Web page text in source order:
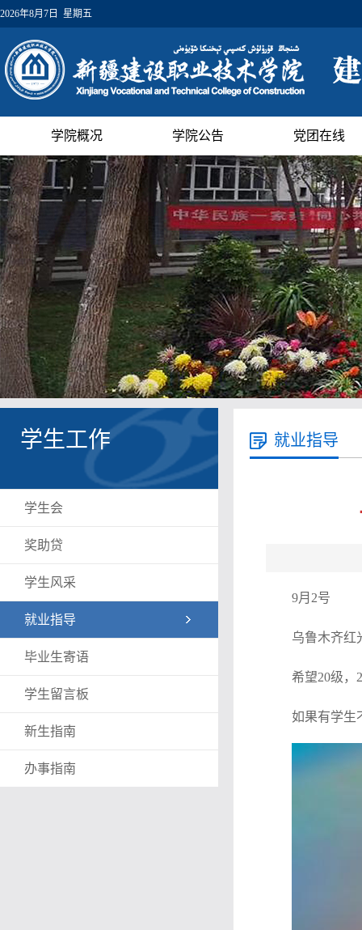
2026年8月7日 星期五
学院概况 学院公告 党团在线
学生工作
学生会
奖助贷
学生风采
就业指导
毕业生寄语
学生留言板
新生指南
办事指南
就业指导
9月2号
乌鲁木齐红
希望20级，
如果有学生